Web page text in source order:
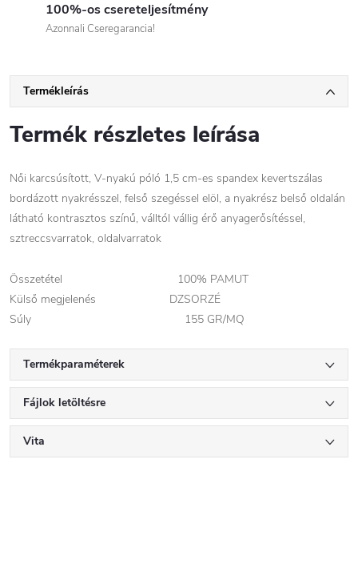
100%-os csereteljesítmény
Azonnali Cseregarancia!
Termékleírás
Termék részletes leírása
Női karcsúsított, V-nyakú póló 1,5 cm-es spandex kevertszálas
bordázott nyakrésszel, felső szegéssel elöl, a nyakrész belső oldalán
látható kontrasztos színű, válltól vállig érő anyagerősítéssel,
sztreccsvarratok, oldalvarratok
Összetétel 100% PAMUT
Külső megjelenés DZSORZÉ
Súly 155 GR/MQ
Termékparaméterek
Fájlok letöltésre
Vita